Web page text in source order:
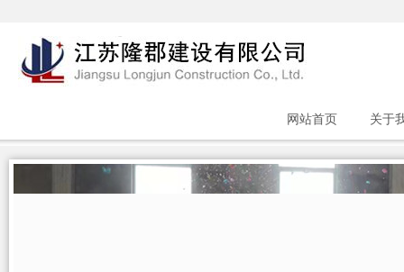
网站首页 关于